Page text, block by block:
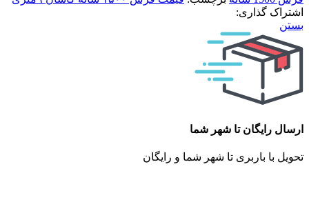
اشتراک گذاری:
بستن
ارسال رایگان تا شهر شما
تحویل با باربری تا شهر شما و رایگان